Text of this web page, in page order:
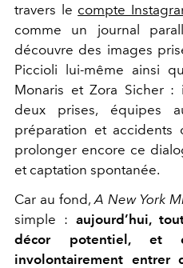
travers le compte
comme un journal
découvre des images
Piccioli lui-même ainsi
Monaris et Zora Sicher :
deux prises, équipes
préparation et accidents
prolonger encore ce
et captation spontanée.
Car au fond, A New York
simple :aujourd’hui,
décor potentiel, et
involontairement entrer